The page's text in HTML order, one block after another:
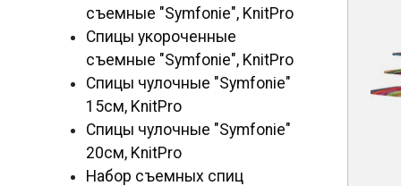
съемные "Symfonie", KnitPro
Спицы укороченные
съемные "Symfonie", KnitPro
Спицы чулочные "Symfonie"
15см, KnitPro
Спицы чулочные "Symfonie"
20см, KnitPro
Набор съемных спиц